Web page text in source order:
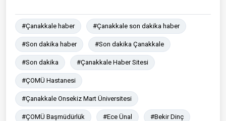
#Çanakkale haber #Çanakkale son dakika haber
#Son dakika haber #Son dakika Çanakkale
#Son dakika #Çanakkale Haber Sitesi
#ÇOMÜ Hastanesi
#Çanakkale Onsekiz Mart Üniversitesi
#ÇOMÜ Başmüdürlük #Ece Ünal #Bekir Dinç